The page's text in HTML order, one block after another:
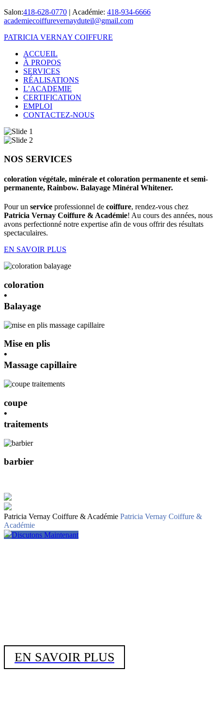
Salon:418-628-0770 | Académie: 418-934-6666
academiecoiffurevernayduteil@gmail.com
PATRICIA VERNAY COIFFURE
ACCUEIL
À PROPOS
SERVICES
RÉALISATIONS
L’ACADEMIE
CERTIFICATION
EMPLOI
CONTACTEZ-NOUS
NOS SERVICES
coloration végétale, minérale et coloration permanente et semi-
permanente, Rainbow. Balayage Minéral Whitener.
Pour un service professionnel de coiffure, rendez-vous chez
Patricia Vernay Coiffure & Académie! Au cours des années, nous
avons perfectionné notre expertise afin de vous offrir des résultats
spectaculaires.
EN SAVOIR PLUS
coloration
•
Balayage
Mise en plis
•
Massage capillaire
coupe
•
traitements
barbier
Patricia Vernay Coiffure & Académie Patricia Vernay Coiffure &
Académie
Discutons Maintenant
EN SAVOIR PLUS